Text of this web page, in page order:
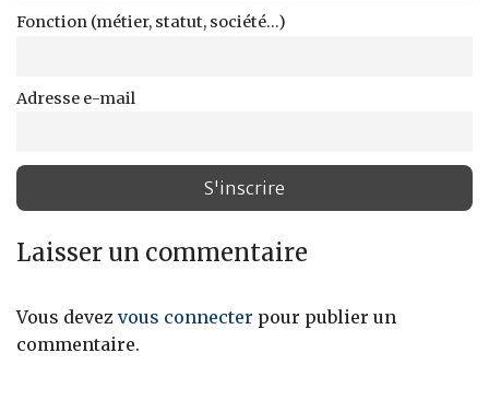
Fonction (métier, statut, société...)
Adresse e-mail
Laisser un commentaire
Vous devez vous connecter pour publier un
commentaire.